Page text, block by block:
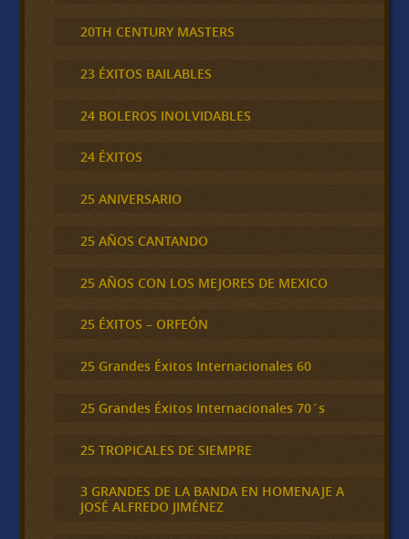
20TH CENTURY MASTERS
23 ÉXITOS BAILABLES
24 BOLEROS INOLVIDABLES
24 ÉXITOS
25 ANIVERSARIO
25 AÑOS CANTANDO
25 AÑOS CON LOS MEJORES DE MEXICO
25 ÉXITOS – ORFEÓN
25 Grandes Éxitos Internacionales 60
25 Grandes Éxitos Internacionales 70´s
25 TROPICALES DE SIEMPRE
3 GRANDES DE LA BANDA EN HOMENAJE A
JOSÉ ALFREDO JIMÉNEZ